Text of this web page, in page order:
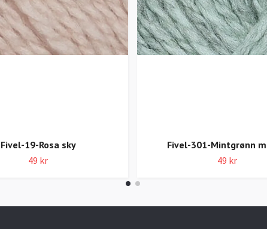
Fivel-19-Rosa sky
49 kr
Fivel-301-Mintgrønn
49 kr